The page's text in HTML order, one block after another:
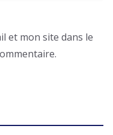
et mon site dans le